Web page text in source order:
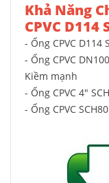
Khả Năng
CPVC D114
- Ống CPVC
- Ống CPVC
Kiềm mạnh
- Ống CPVC 4"
- Ống CPVC